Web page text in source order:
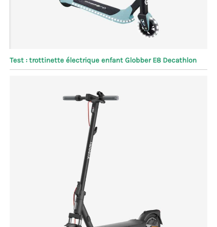
Test : trottinette électrique enfant Globber E8 Decathlon